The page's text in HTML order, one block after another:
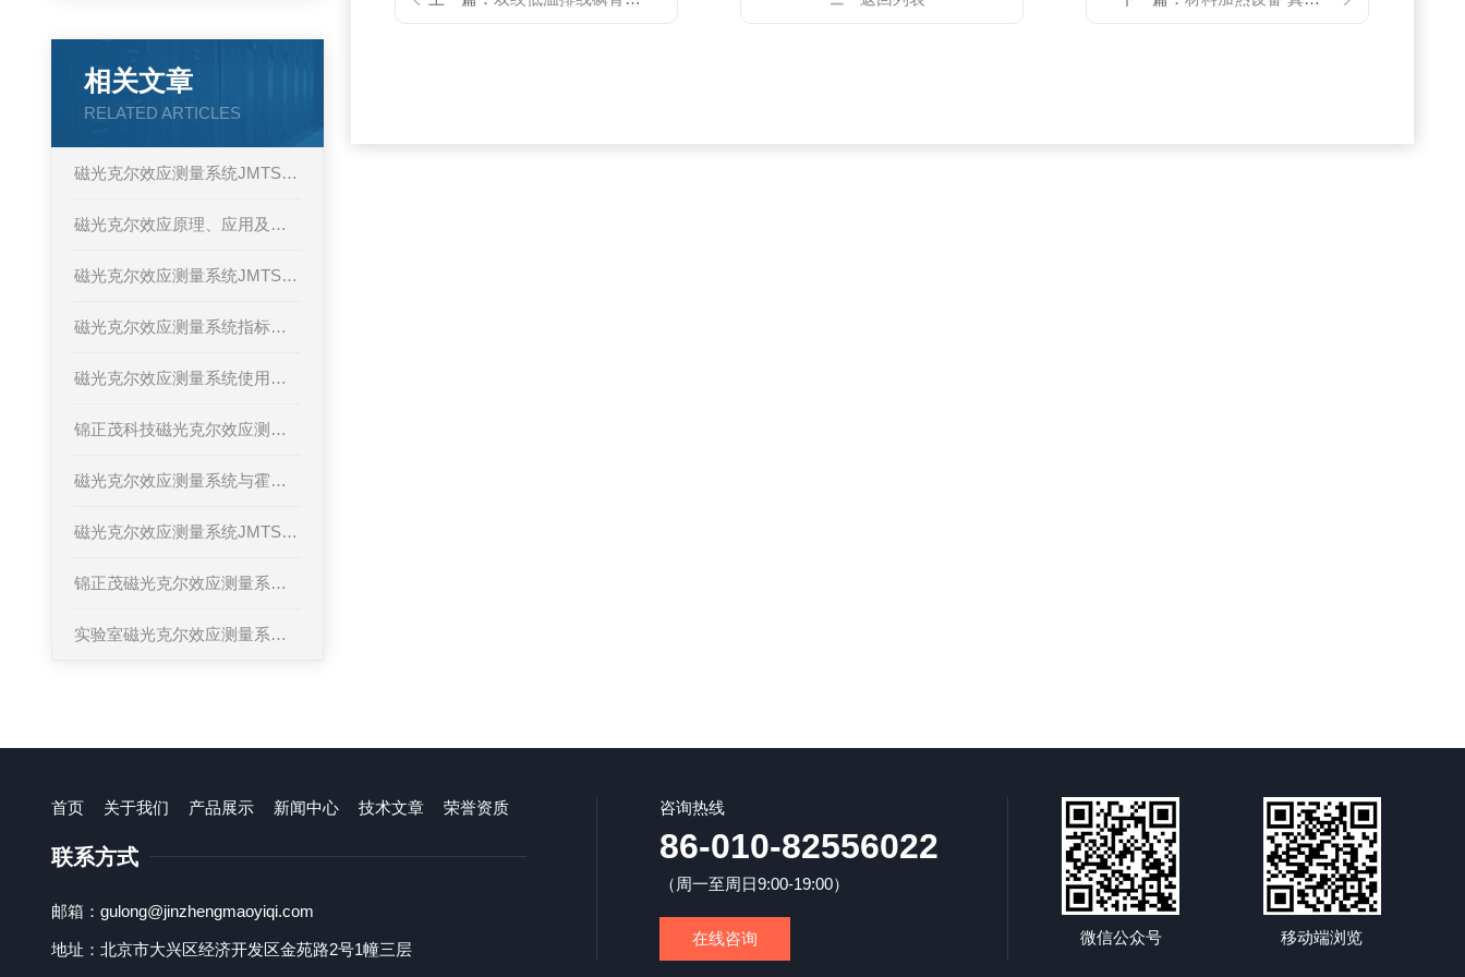
相关文章
RELATED ARTICLES
磁光克尔效应测量系统JMTS-816系统构成及技术参数
磁光克尔效应原理、应用及研究实验
磁光克尔效应测量系统JMTS-816的用途及技术参数
磁光克尔效应测量系统指标说明
磁光克尔效应测量系统使用指南
锦正茂科技磁光克尔效应测量系统JMTS-816
磁光克尔效应测量系统与霍尔效应测试系统有什么区别
磁光克尔效应测量系统JMTS-816的技术参数
锦正茂磁光克尔效应测量系统JMTS-816的技术指标
实验室磁光克尔效应测量系统JMTS-816
首页 关于我们 产品展示 新闻中心 技术文章 荣誉资质
联系方式
邮箱：gulong@jinzhengmaoyiqi.com
地址：北京市大兴区经济开发区金苑路2号1幢三层
咨询热线
86-010-82556022
（周一至周日9:00-19:00）
在线咨询 微信公众号 移动端浏览